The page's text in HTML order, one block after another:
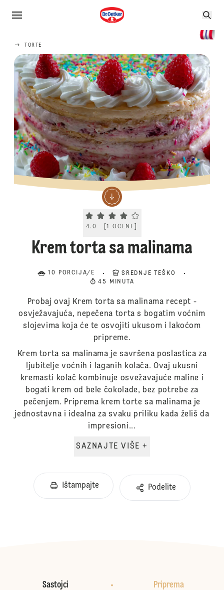
TORTE
Current rating 4.0. Click to rate.
4.0 [1 OCENE
Krem torta sa malinama
10 PORCIJA/E
SREDNJE TEŠKO
45 MINUTA
Probaj ovaj Krem torta sa malinama recept -
osvježavajuća, nepečena torta s bogatim voćnim
slojevima koja će te osvojiti ukusom i lakoćom
pripreme.
Krem torta sa malinama je savršena poslastica za
ljubitelje voćnih i laganih kolača. Ovaj ukusni
kremasti kolač kombinuje osvežavajuće maline i
bogati krem od bele čokolade, bez potrebe za
pečenjem. Priprema krem torte sa malinama je
jednostavna i idealna za svaku priliku kada želiš da
impresioni...
SAZNAJTE VIŠE +
Ištampajte Podelite
Sastojci Priprema